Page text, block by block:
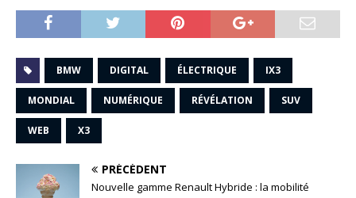
BMW DIGITAL ÉLECTRIQUE IX3
MONDIAL NUMÉRIQUE RÉVÉLATION SUV
WEB X3
PRÉCÉDENT
Nouvelle gamme Renault Hybride : la mobilité